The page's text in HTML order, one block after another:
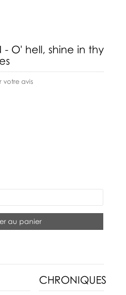
- O' hell, shine in thy
votre avis
au panier
CHRONIQUES